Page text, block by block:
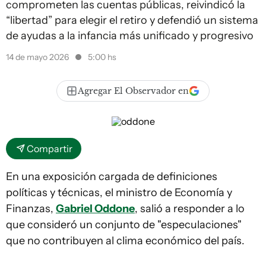
comprometen las cuentas públicas, reivindicó la
“libertad” para elegir el retiro y defendió un sistema
de ayudas a la infancia más unificado y progresivo
14 de mayo 2026 5:00 hs
Agregar El Observador en
Compartir
En una exposición cargada de definiciones
políticas y técnicas, el ministro de Economía y
Finanzas, Gabriel Oddone, salió a responder a lo
que consideró un conjunto de "especulaciones"
que no contribuyen al clima económico del país.